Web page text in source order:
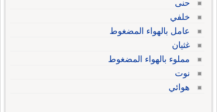
حنى
خلفي
عامل بالهواء المضغوط
غثيان
مملوء بالهواء المضغوط
نوت
هوائي